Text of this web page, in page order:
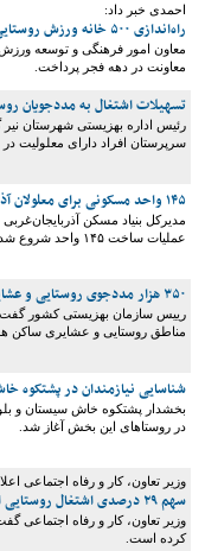
احمدی خبر داد:
راه‌اندازی ۵۰۰ خانه ورزش روستایی در دهه فجر/ اختصاص ۳ میلیارد تومان برای اجرای برنامه‌ها
معاون امور فرهنگی و توسعه
معاونت در دهه فجر پرداخت.
تسهیلات اشتغال به مددجویان
رئیس اداره بهزیستی شهرستان نیر
سرپرستان افراد دارای معلولیت
١۴۵ واحد مسکونی برای معلولان آذربایجان‌غربی ساخته می‌شود
عملیات ساخت ۱۴۵ واحد شروع شده و ۱۳۰ واحد نیز تا مرحله سفت کاری از پیشرفت فیزیکی برخوردار است.
۳۵۰ هزار مددجوی روستایی و عشایری در کشور بیمه اجتماعی شده اند
مناطق روستایی و عشایری ساکن
شناسایی نیازمندان در پشتکوه
بخشدار پشتکوه خاش سیستان و
در روستاهای این بخش آغاز شد.
وزیر تعاون، کار و رفاه اجتماعی
سهم ۲۹ درصدی اشتغال روستایی از سبد اشتغال کشور
کرده است.